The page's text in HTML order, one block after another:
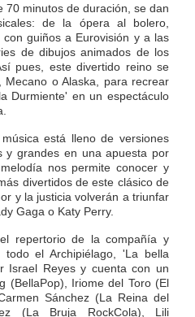
70 minutos de duración, se dan
de la ópera al bolero,
guiños a Eurovisión y a las
de dibujos animados de los
pues, este divertido reino se
o Alaska, para recrear
Durmiente' en un espectáculo
está lleno de versiones
y grandes en una apuesta por
nos permite conocer y
divertidos de este clásico de
y la justicia volverán a triunfar
Gaga o Katy Perry.
repertorio de la compañía y
el Archipiélago, 'La bella
Israel Reyes y cuenta con un
(BellaPop), Iriome del Toro (El
Sánchez (La Reina del
(La Bruja RockCola), Lili